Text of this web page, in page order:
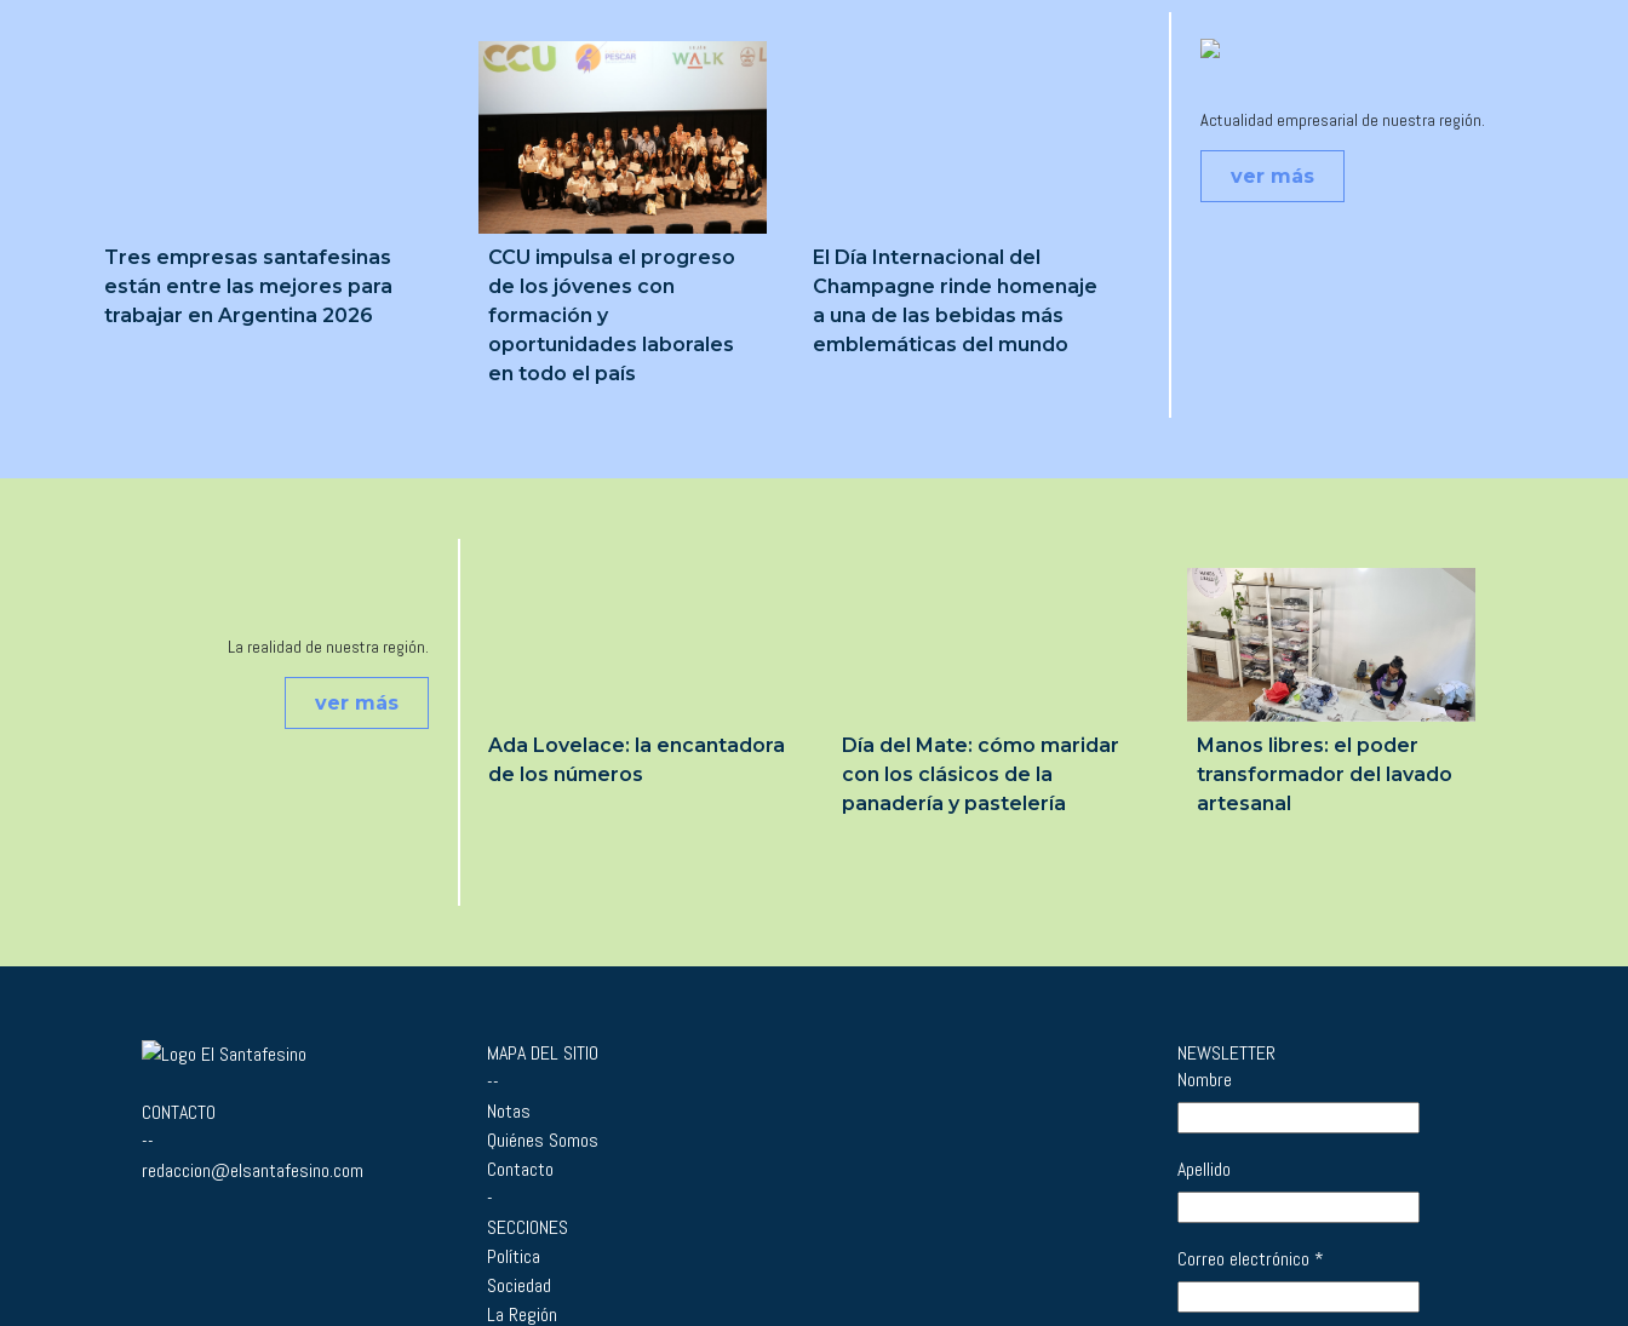
Tres empresas santafesinas
están entre las mejores para
trabajar en Argentina 2026
CCU impulsa el progreso
de los jóvenes con
formación y
oportunidades laborales
en todo el país
El Día Internacional del
Champagne rinde homenaje
a una de las bebidas más
emblemáticas del mundo
Actualidad empresarial de nuestra región.
ver más
La realidad de nuestra región.
ver más
Ada Lovelace: la encantadora
de los números
Día del Mate: cómo maridar
con los clásicos de la
panadería y pastelería
Manos libres: el poder
transformador del lavado
artesanal
CONTACTO
--
redaccion@elsantafesino.com
MAPA DEL SITIO
--
Notas
Quiénes Somos
Contacto
-
SECCIONES
Política
Sociedad
La Región
NEWSLETTER
Nombre
Apellido
Correo electrónico *